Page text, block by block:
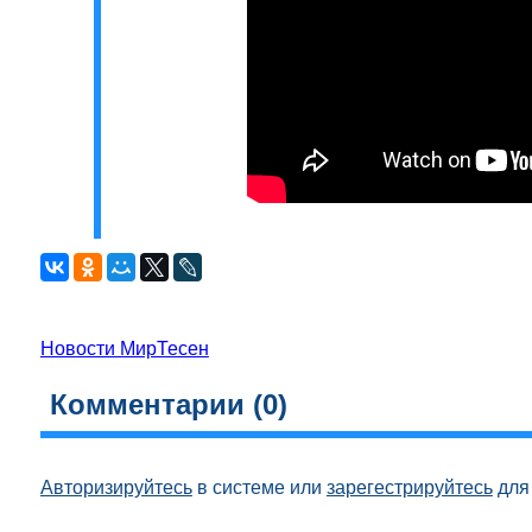
Новости МирТесен
Комментарии (0)
Авторизируйтесьв системе или зарегестрируйтесьдля